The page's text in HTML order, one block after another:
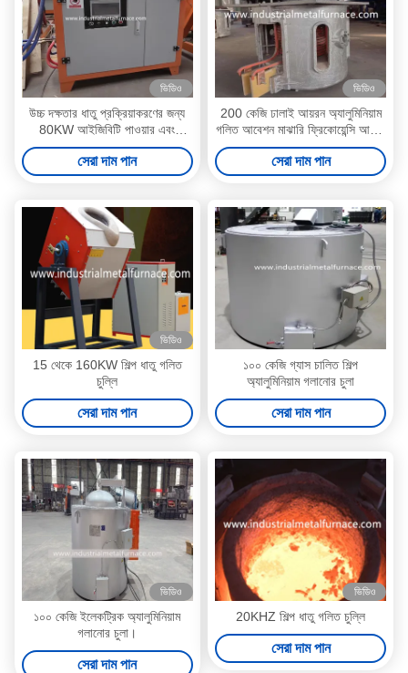
ভিডিও
উচ্চ দক্ষতার ধাতু প্রক্রিয়াকরণের জন্য
80KW আইজিবিটি পাওয়ার এবং
হাইড্রোলিক টিল্টিং সহ 100 কেজি তামার
ইন্ডাকশন গলানোর চুলা
সেরা দাম পান
ভিডিও
200 কেজি ঢালাই আয়রন অ্যালুমিনিয়াম
গলিত আবেশন মাঝারি ফ্রিকোয়েন্সি আনয়ন
গলিত চুল্লি
সেরা দাম পান
ভিডিও
15 থেকে 160KW শিল্প ধাতু গলিত
চুল্লি
সেরা দাম পান
১০০ কেজি গ্যাস চালিত শিল্প
অ্যালুমিনিয়াম গলানোর চুলা
সেরা দাম পান
ভিডিও
১০০ কেজি ইলেকট্রিক অ্যালুমিনিয়াম
গলানোর চুলা।
সেরা দাম পান
ভিডিও
20KHZ শিল্প ধাতু গলিত চুল্লি
সেরা দাম পান